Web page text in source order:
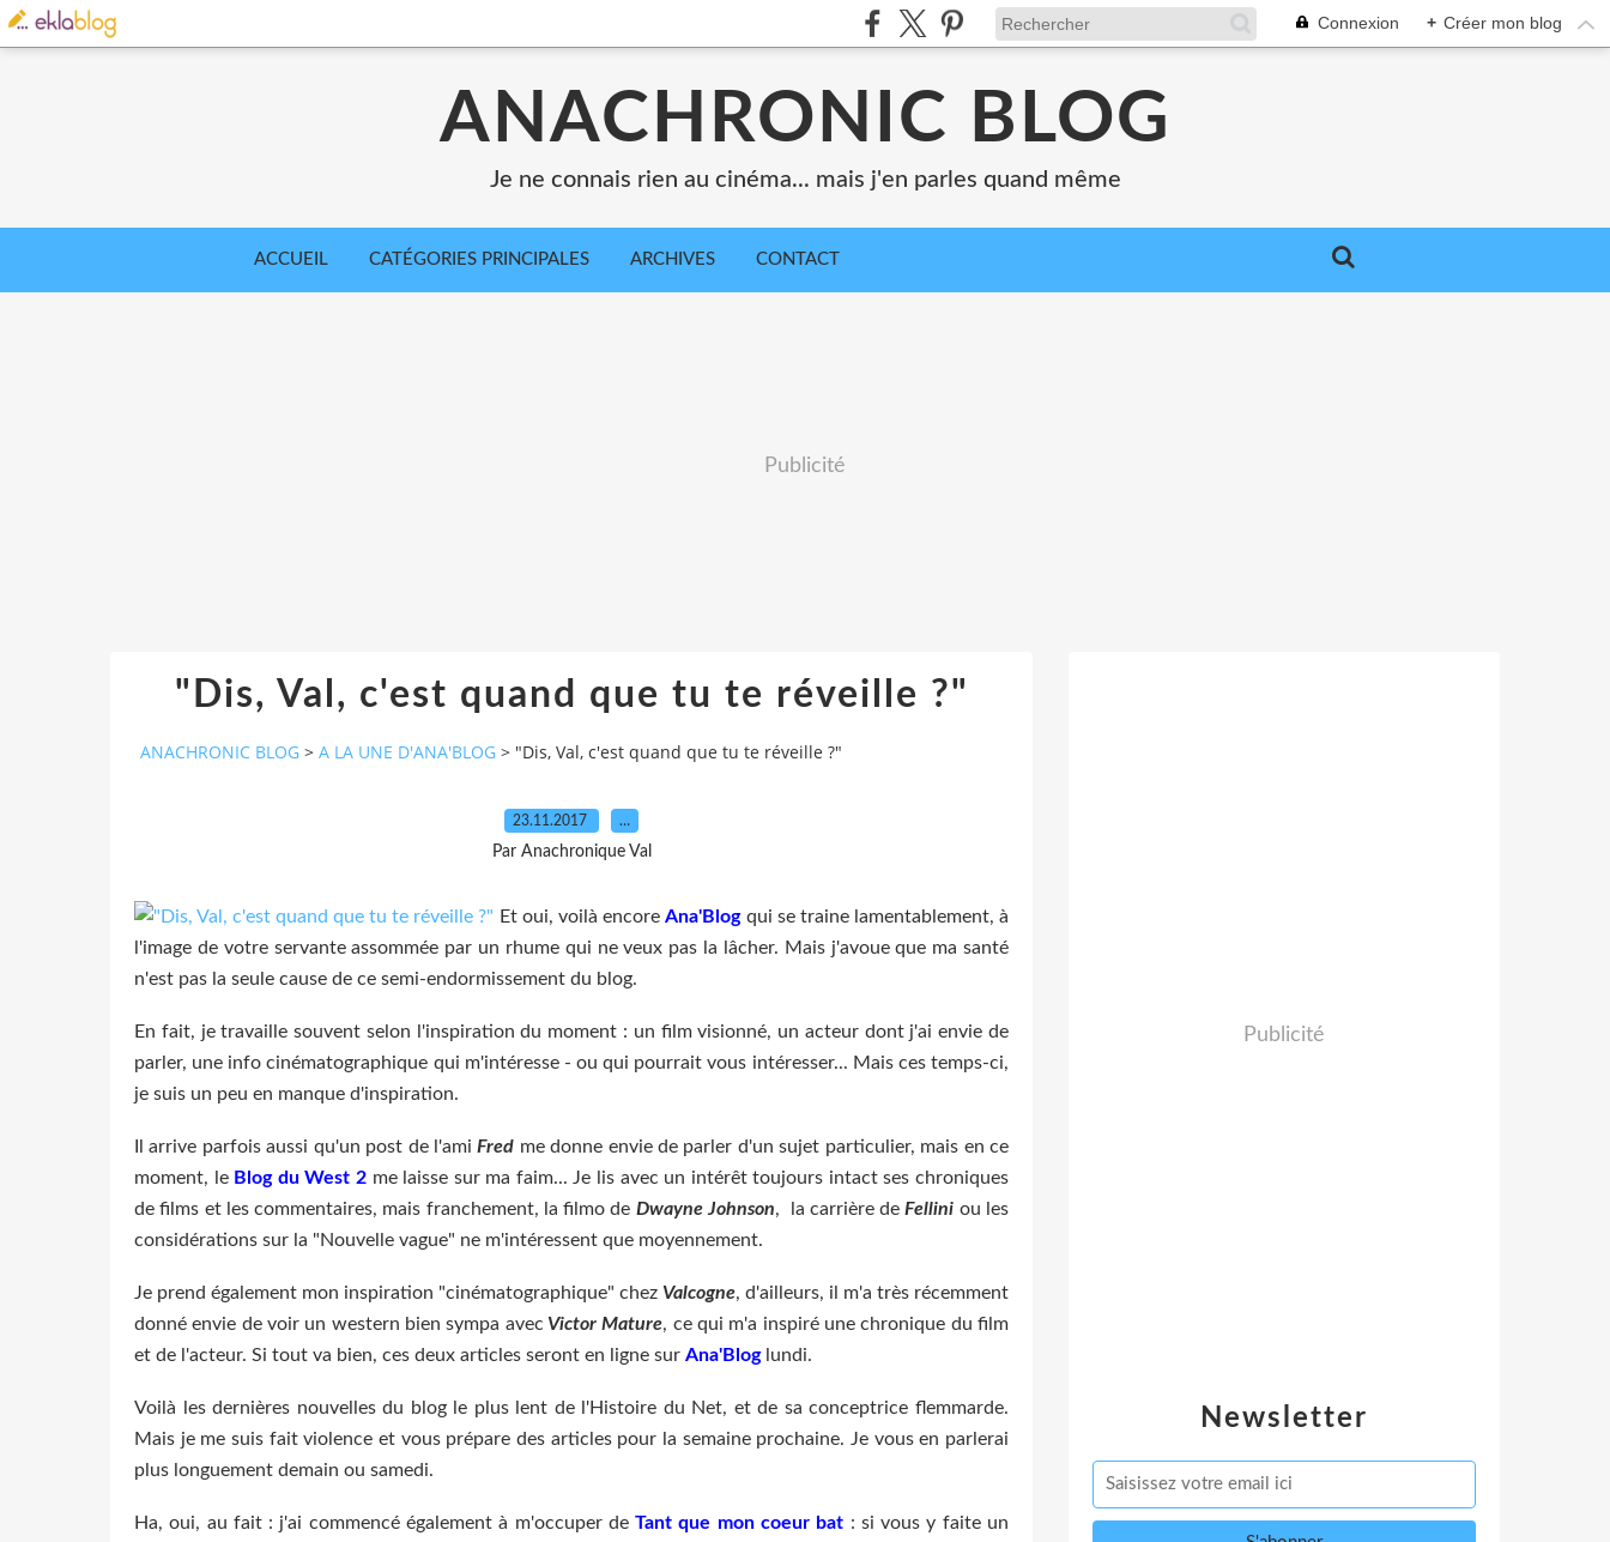
Connexion + Créer mon blog
ANACHRONIC BLOG
Je ne connais rien au cinéma... mais j'en parles quand même
ACCUEIL CATÉGORIES PRINCIPALES ARCHIVES CONTACT
Publicité
"Dis, Val, c'est quand que tu te réveille ?"
ANACHRONIC BLOG > A LA UNE D'ANA'BLOG > "Dis, Val, c'est quand que tu te réveille ?"
23.11.2017 …
Par Anachronique Val
Et oui, voilà encoreAna'Blogqui se traine lamentablement, à
l'image de votre servante assommée par un rhume qui ne veux pas la lâcher. Mais j'avoue que ma santé
n'est pas la seule cause de ce semi-endormissement du blog.
En fait, je travaille souvent selon l'inspiration du moment : un film visionné, un acteur dont j'ai envie de
parler, une info cinématographique qui m'intéresse - ou qui pourrait vous intéresser... Mais ces temps-ci,
je suis un peu en manque d'inspiration.
Il arrive parfois aussi qu'un post de l'amiFred me donne envie de parler d'un sujet particulier, mais en ce
moment, le Blog du West 2me laisse sur ma faim... Je lis avec un intérêt toujours intact ses chroniques
de films et les commentaires, mais franchement, la filmo de Dwayne Johnson, la carrière deFellini ou les
considérations sur la "Nouvelle vague" ne m'intéressent que moyennement.
Je prend également mon inspiration "cinématographique" chez Valcogne, d'ailleurs, il m'a très récemment
donné envie de voir un western bien sympa avec Victor Mature, ce qui m'a inspiré une chronique du film
et de l'acteur. Si tout va bien, ces deux articles seront en ligne sur Ana'Bloglundi.
Voilà les dernières nouvelles du blog le plus lent de l'Histoire du Net, et de sa conceptrice flemmarde.
Mais je me suis fait violence et vous prépare des articles pour la semaine prochaine. Je vous en parlerai
plus longuement demain ou samedi.
Ha, oui, au fait : j'ai commencé également à m'occuper deTant que mon coeur bat : si vous y faite un
Newsletter
Publicité